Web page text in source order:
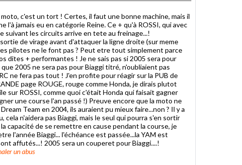
c'est un tort ! Certes, il faut une bonne machine, mais il
l'à jamais eu en catégorie Reine. Ce + qu'à ROSSI, qui avec
suivant les circuits arrive en tete au freinage...!
de virage avant d'attaquer la ligne droite (sur meme
pilotes ne le font pas ? Peut etre tout simplement parce
dites + performantes ! Je ne sais pas si 2005 sera pour
2005 ne sera pas pour Biaggi titré, n'oubliaient pas
ne fera pas tout ! J'en profite pour réagir sur la PUB de
page ROUGE, rouge comme Honda, je dirais plutot
sur ROSSI, comme quoi c'était Honda qui faisait gagner
une course l'an passé !) Preuve encore que la moto ne
Team en 2004, ils auraient pu mieux faire...non ? Il y a
n'aidera pas Biaggi, mais le seul qui pourra s'en sortir
capacité de se remettre en cause pendant la course, je
l'année Biaggi... l'échéance est passée...la YAM est
affutés...! 2005 sera un couperet pour Biaggi....!
un abus